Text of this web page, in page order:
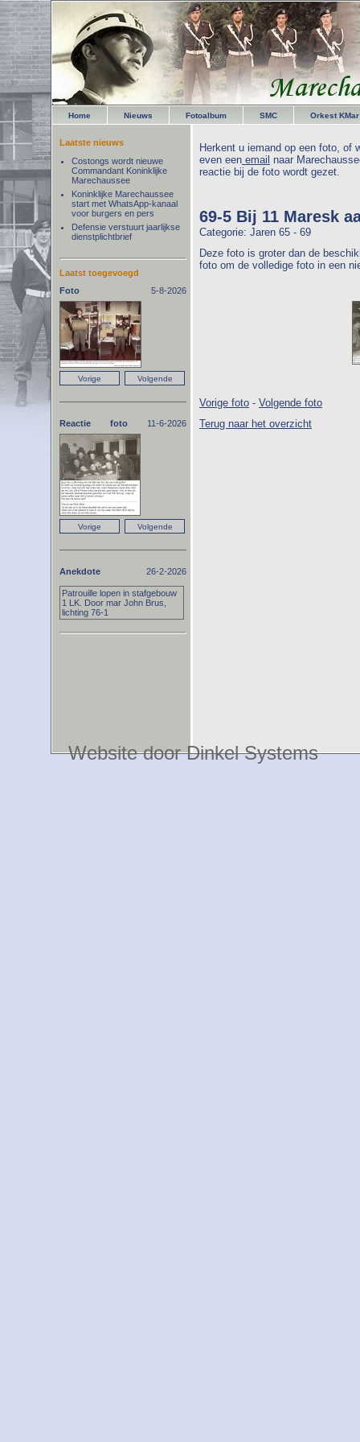
Home Nieuws Fotoalbum SMC Orkest KMar
Herkent u iemand op een foto, of
even een email naar
reactie bij de foto wordt gezet.
69-5 Bij 11 Maresk
Categorie: Jaren 65 - 69
Deze foto is groter dan de
foto om de volledige foto in een
Vorige foto - Volgende foto
Terug naar het overzicht
Laatste nieuws
Costongs wordt nieuwe
Commandant Koninklijke
Marechaussee
Koninklijke Marechaussee
start met WhatsApp-kanaal
voor burgers en pers
Defensie verstuurt jaarlijkse
dienstplichtbrief
Laatst toegevoegd
Foto
5-8-2026
Reactie foto 11-6-2026
Anekdote 26-2-2026
Patrouille lopen in stafgebouw
1 LK. Door mar John Brus,
lichting 76-1
Website door Dinkel Systems